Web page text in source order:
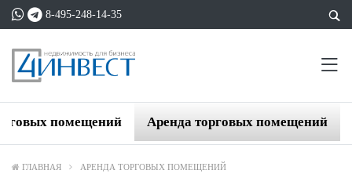
8-495-248-14-35
помещений Аренда торговых помещений
ГЛАВНАЯ
АРЕНДА ТОРГОВЫХ ПОМЕЩЕНИЙ